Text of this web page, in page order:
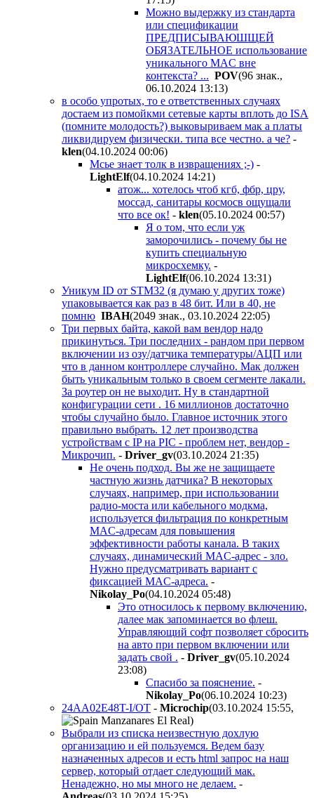
Можно выдержку из стандарта
или спецификации
ПРЕДПИСЫВАЮШЩЕЙ
ОБЯЗАТЕЛЬНОЕ использование
уникального MAC вне
контекста? ... POV(96 знак.,
06.10.2024 13:13)
в особо упротых, то е ответственных случаях
достаем из помойкми сетевые карты вплоть до ISA
(помните молодость?) выковыриваем мак а платы
ликвидируем физически. типа все честно. а че? -
klen(04.10.2024 00:06)
Мсье знает толк в извращениях ;-) -
LightElf(04.10.2024 14:21)
атож... хотелось чтоб кгб, фбр, цру,
моссад, санитары космосв ощущали
что все ок! - klen(05.10.2024 00:57)
Я о том, что если уж
заморочились - почему бы не
купить специальную
микросхемку. -
LightElf(06.10.2024 13:31)
Уникум ID от STM32 (я думаю у других тоже)
упаковывается как раз в 48 бит. Или в 40, не
помню IBAH(2049 знак., 03.10.2024 22:05)
Три первых байта, какой вам вендор надо
прикинуться. Три последних - рандом при первом
включении из озу/датчика температуры/АЦП или
что в данном контроллере случайно. Мак должен
быть уникальным только в своем сегменте лакали.
За роутер он не выходит. Ну в стандартной
конфигурации сети . 16 миллионов достаточно
чтобы случайно было. Главное источник этого
правильно выбрать. 12 лет производства
устройствам с IP на PIC - проблем нет, вендор -
Микрочип. - Driver_gv(03.10.2024 21:35)
Не очень подход. Вы же не защищаете
частную жизнь датчика? В некоторых
случаях, например, при использовании
радио-моста или кабельного модкма,
используется фильтрация по конкретным
MAC-адресам для повышения
эффективности работы канала. В таких
случаях, динамический MAC-адрес - зло.
Нужно предусматривать вариант с
фиксацией MAC-адреса. -
Nikolay_Po(04.10.2024 05:48)
Это относилось к первому включению,
далее мак запоминается во флеш.
Управляющий софт позволяет сбросить
на авто при первом включении или
задать свой . - Driver_gv(05.10.2024
23:08)
Спасибо за пояснение. -
Nikolay_Po(06.10.2024 10:23)
24AA02E48T-I/OT - Microchip(03.10.2024 15:55,
)
Выбрали из списка неизвестную дохлую
организацию и ей пользуемся. Ведем базу
назначенных адресов и есть html запрос на наш
сервер, который отдает следующий мак.
Ненадежно, но мы много не делаем. -